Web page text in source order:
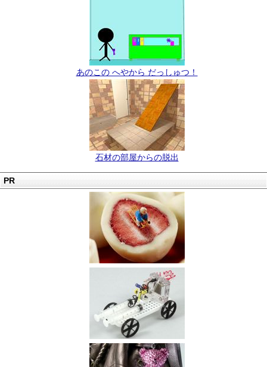
あのこの へやから だっしゅつ！
石材の部屋からの脱出
PR